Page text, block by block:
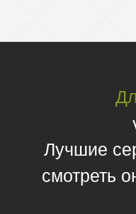
Лучшие
смотреть